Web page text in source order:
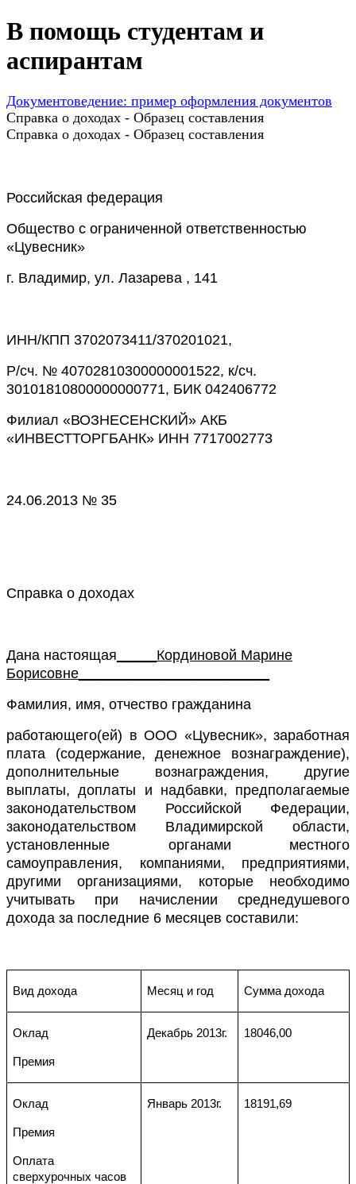
В помощь студентам и
аспирантам
Документоведение: пример оформления документов
Справка о доходах - Образец составления
Справка о доходах - Образец составления
Российская федерация
Общество с ограниченной ответственностью
«Цувесник»
г. Владимир, ул. Лазарева , 141
ИНН/КПП 3702073411/370201021,
Р/сч. № 40702810300000001522, к/сч.
30101810800000000771, БИК 042406772
Филиал «ВОЗНЕСЕНСКИЙ» АКБ
«ИНВЕСТТОРГБАНК» ИНН 7717002773
24.06.2013 № 35
Справка о доходах
Дана настоящая _____Кординовой Марине
Борисовне________________________
Фамилия, имя, отчество гражданина
работающего(ей) в ООО «Цувесник», заработная
плата (содержание, денежное вознаграждение),
дополнительные вознаграждения, другие
выплаты, доплаты и надбавки, предполагаемые
законодательством Российской Федерации,
законодательством Владимирской области,
установленные органами местного
самоуправления, компаниями, предприятиями,
другими организациями, которые необходимо
учитывать при начислении среднедушевого
дохода за последние 6 месяцев составили:
Вид дохода Месяц и год Сумма дохода
Оклад
Премия
Декабрь 2013г. 18046,00
Оклад
Премия
Оплата
сверхурочных часов
Январь 2013г. 18191,69